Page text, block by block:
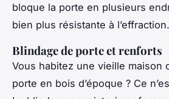
bloque la porte en plusieurs
bien plus résistante à l’effraction.
Blindage de porte et renforts
Vous habitez une vieille maison
porte en bois d’époque ? Ce